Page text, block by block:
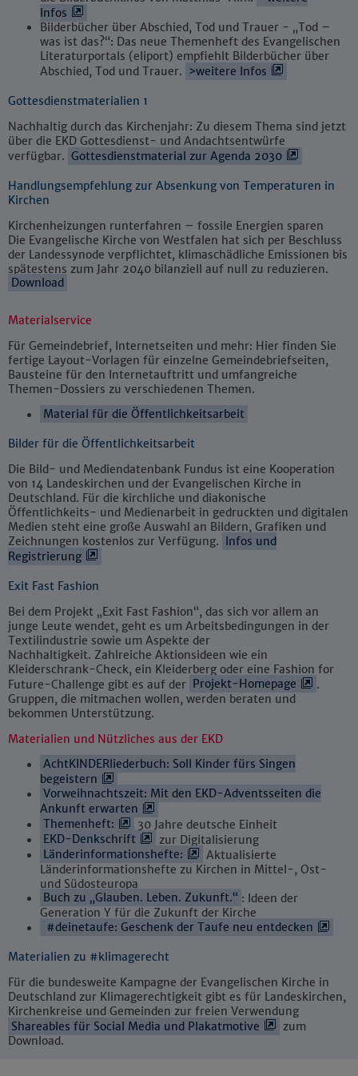
Infos
Bilderbücher über Abschied, Tod und Trauer - „Tod –
was ist das?“: Das neue Themenheft des Evangelischen
Literaturportals (eliport) empfiehlt Bilderbücher über
Abschied, Tod und Trauer. >weitere Infos
Gottesdienstmaterialien 1
Nachhaltig durch das Kirchenjahr: Zu diesem Thema sind jetzt
über die EKD Gottesdienst- und Andachtsentwürfe
verfügbar. Gottesdienstmaterial zur Agenda 2030
Handlungsempfehlung zur Absenkung von Temperaturen in
Kirchen
Kirchenheizungen runterfahren – fossile Energien sparen
Die Evangelische Kirche von Westfalen hat sich per Beschluss
der Landessynode verpflichtet, klimaschädliche Emissionen bis
spätestens zum Jahr 2040 bilanziell auf null zu reduzieren.
Download
Materialservice
Für Gemeindebrief, Internetseiten und mehr: Hier finden Sie
fertige Layout-Vorlagen für einzelne Gemeindebriefseiten,
Bausteine für den Internetauftritt und umfangreiche
Themen-Dossiers zu verschiedenen Themen.
Material für die Öffentlichkeitsarbeit
Bilder für die Öffentlichkeitsarbeit
Die Bild- und Mediendatenbank Fundus ist eine Kooperation
von 14 Landeskirchen und der Evangelischen Kirche in
Deutschland. Für die kirchliche und diakonische
Öffentlichkeits- und Medienarbeit in gedruckten und digitalen
Medien steht eine große Auswahl an Bildern, Grafiken und
Zeichnungen kostenlos zur Verfügung. Infos und
Registrierung
Exit Fast Fashion
Bei dem Projekt „Exit Fast Fashion“, das sich vor allem an
junge Leute wendet, geht es um Arbeitsbedingungen in der
Textilindustrie sowie um Aspekte der
Nachhaltigkeit. Zahlreiche Aktionsideen wie ein
Kleiderschrank-Check, ein Kleiderberg oder eine Fashion for
Future-Challenge gibt es auf der Projekt-Homepage
.
Gruppen, die mitmachen wollen, werden beraten und
bekommen Unterstützung.
Materialien und Nützliches aus der EKD
AchtKINDERliederbuch: Soll Kinder fürs Singen
begeistern
Vorweihnachtszeit: Mit den EKD-Adventsseiten die
Ankunft erwarten
Themenheft:
30 Jahre deutsche Einheit
EKD-Denkschrift
zur Digitalisierung
Länderinformationshefte:
Aktualisierte
Länderinformationshefte zu Kirchen in Mittel-, Ost-
und Südosteuropa
Buch zu „Glauben. Leben. Zukunft.“ : Ideen der
Generation Y für die Zukunft der Kirche
#deinetaufe: Geschenk der Taufe neu entdecken
Materialien zu #klimagerecht
Für die bundesweite Kampagne der Evangelischen Kirche in
Deutschland zur Klimagerechtigkeit gibt es für Landeskirchen,
Kirchenkreise und Gemeinden zur freien Verwendung
Shareables für Social Media und Plakatmotive
zum
Download.